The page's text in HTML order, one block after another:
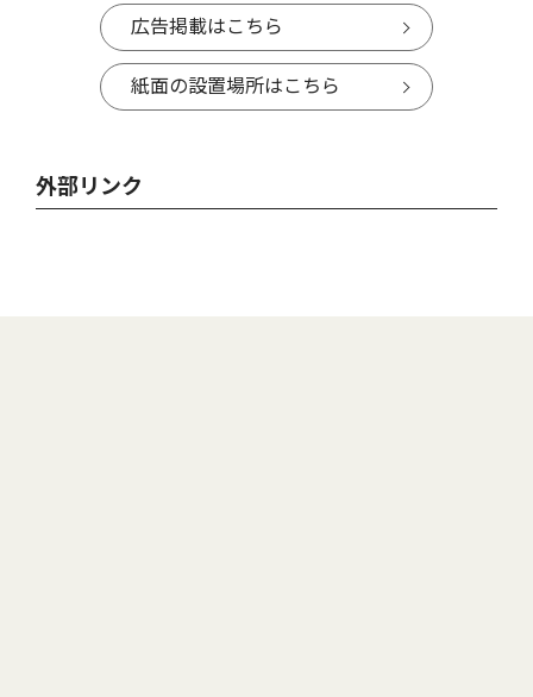
広告掲載はこちら
紙面の設置場所はこちら
外部リンク